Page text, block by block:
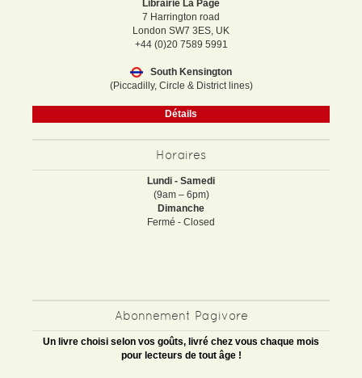
Librairie La Page
7 Harrington road
London SW7 3ES, UK
+44 (0)20 7589 5991
South Kensington
(Piccadilly, Circle & District lines)
Détails
Horaires
Lundi - Samedi
(9am – 6pm)
Dimanche
Fermé - Closed
Abonnement Pagivore
Un livre choisi selon vos goûts, livré chez vous chaque mois
pour lecteurs de tout âge !